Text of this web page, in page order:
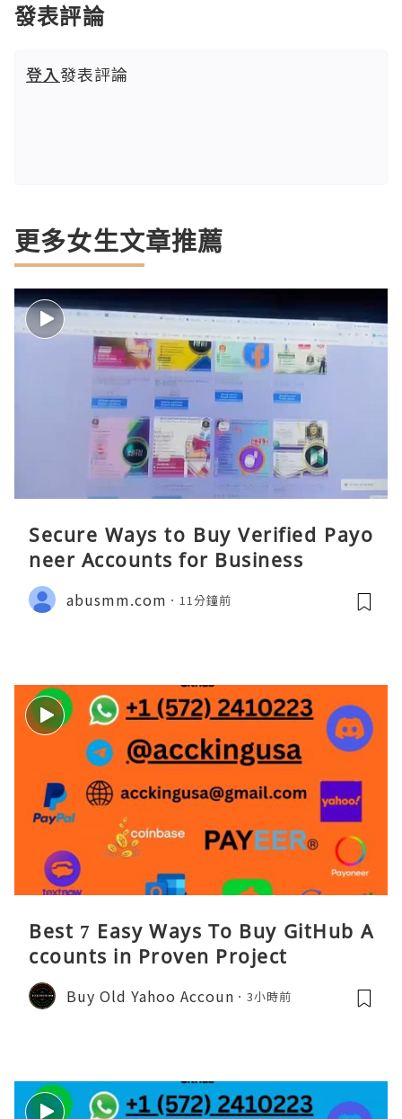
發表評論
登入發表評論
更多女生文章推薦
Secure Ways to Buy Verified Payo
neer Accounts for Business
abusmm.com 11分鐘前
Best 7 Easy Ways To Buy GitHub A
ccounts in Proven Project
Buy Old Yahoo Accoun 3小時前